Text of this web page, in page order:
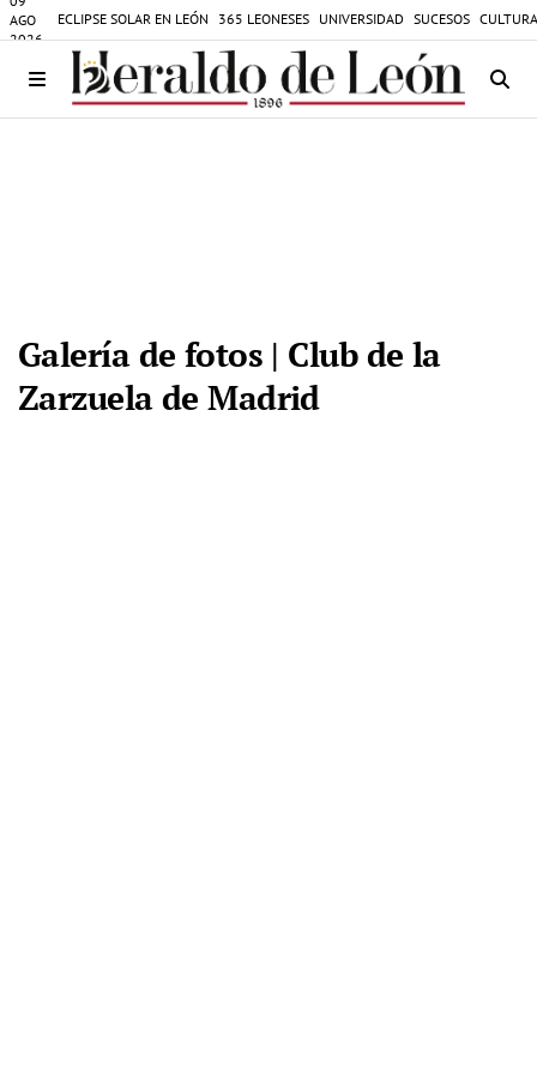
AGO
2026
ECLIPSE SOLAR EN LEÓN 365 LEONESES UNIVERSIDAD SUCESOS
Galería de fotos | Club de la
Zarzuela de Madrid